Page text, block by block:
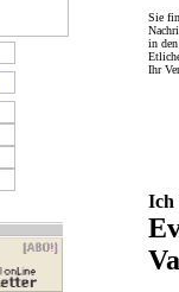
Sie
in
Ihr
Ich